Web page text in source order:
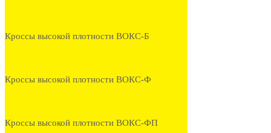
Кроссы высокой плотности ВОКС-Б
Кроссы высокой плотности ВОКС-Ф
Кроссы высокой плотности ВОКС-ФП